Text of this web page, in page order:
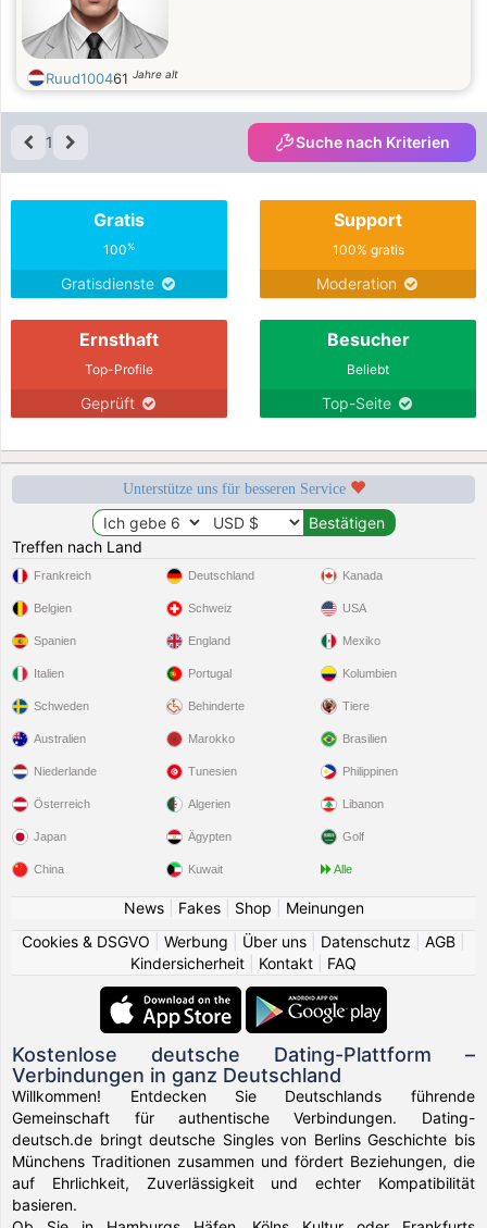
Ruud100461 Jahre alt
1 Suche nach Kriterien
Gratis
100%
Gratisdienste
Support
100% gratis
Moderation
Ernsthaft
Top-Profile
Geprüft
Besucher
Beliebt
Top-Seite
Unterstütze uns für besseren Service
Treffen nach Land
Frankreich
Belgien
Spanien
Italien
Schweden
Deutschland
Schweiz
England
Portugal
Behinderte
Kanada
USA
Mexiko
Kolumbien
Tiere
Australien
Niederlande
Österreich
Japan
China
Marokko
Tunesien
Algerien
Ägypten
Kuwait
Brasilien
Philippinen
Libanon
Golf
Alle
News| Fakes| Shop
Meinungen
Cookies & DSGVO
Werbung Über uns Datenschutz AGB
Kindersicherheit
Kontakt FAQ
Kostenlose deutsche Dating-Plattform –
Verbindungen in ganz Deutschland
Willkommen! Entdecken Sie Deutschlands führende
Gemeinschaft für authentische Verbindungen. Dating-
deutsch.de bringt deutsche Singles von Berlins Geschichte bis
Münchens Traditionen zusammen und fördert Beziehungen, die
auf Ehrlichkeit, Zuverlässigkeit und echter Kompatibilität
basieren.